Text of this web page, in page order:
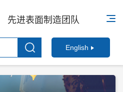
先进表面制造团队
English